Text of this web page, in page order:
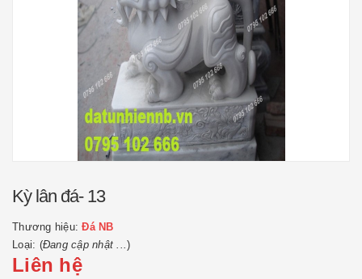
Kỳ lân đá- 13
Thương hiệu:Đá NB
Loại: (Đang cập nhật ...)
Liên hệ